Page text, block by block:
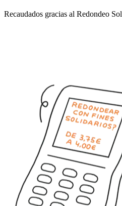
Recaudados gracias al Redondeo